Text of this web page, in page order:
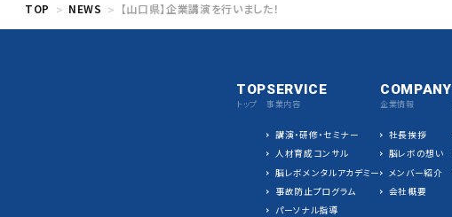
TOP NEWS 【山口県】企業講演を行いました！
TOP
トップ
SERVICE
事業内容
講演・研修・セミナー
人材育成コンサル
脳レボメンタルアカデミー
事故防止プログラム
パーソナル指導
COMPANY
企業情報
社長挨拶
脳レボの想い
メンバー紹介
会社概要